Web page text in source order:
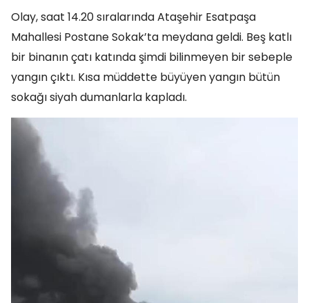
Olay, saat 14.20 sıralarında Ataşehir Esatpaşa
Mahallesi Postane Sokak’ta meydana geldi. Beş katlı
bir binanın çatı katında şimdi bilinmeyen bir sebeple
yangın çıktı. Kısa müddette büyüyen yangın bütün
sokağı siyah dumanlarla kapladı.